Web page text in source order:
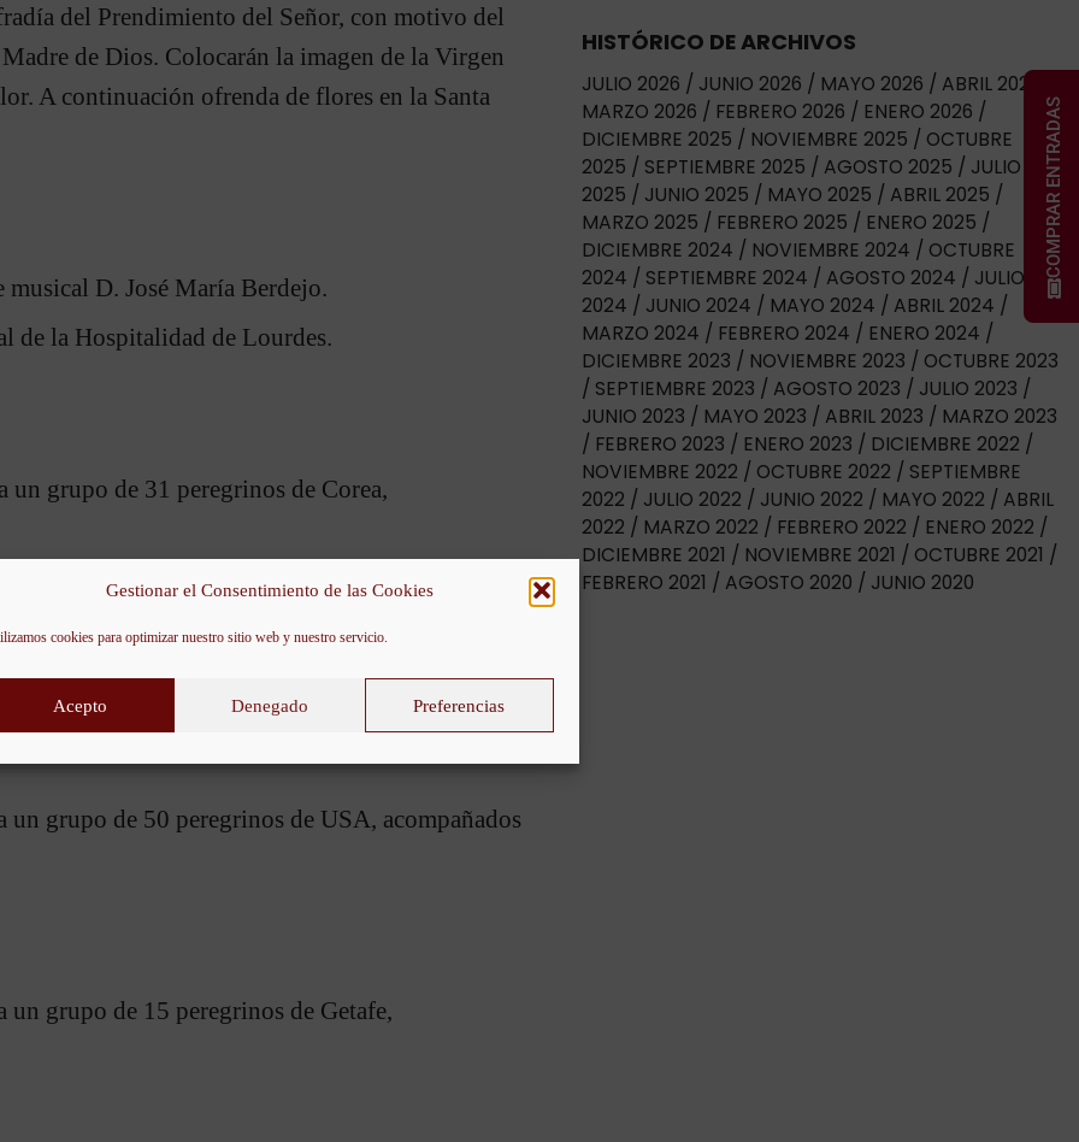
Gestionar el Consentimiento de las Cookies
cookies para optimizar nuestro sitio web y nuestro servicio.
Acepto Denegado Preferencias
COMPRAR ENTRADAS
del Prendimiento del Señor, con motivo del
de Dios. Colocarán la imagen de la Virgen
A continuación ofrenda de flores en la Santa
musical D. José María Berdejo.
de la Hospitalidad de Lourdes.
un grupo de 31 peregrinos de Corea,
Caballeros y Damas de la Corte de Honor.
grupo de 50 peregrinos de USA, acompañados
grupo de 15 peregrinos de Getafe,
HISTÓRICO DE ARCHIVOS
JULIO 2026 JUNIO 2026 MAYO 2026
ABRIL 2026
MARZO 2026
FEBRERO 2026
ENERO 2026
DICIEMBRE 2025
NOVIEMBRE 2025
OCTUBRE
2025
SEPTIEMBRE 2025 AGOSTO 2025
JULIO
2025
JUNIO 2025 MAYO 2025
ABRIL 2025
MARZO 2025
FEBRERO 2025
ENERO 2025
DICIEMBRE 2024
NOVIEMBRE 2024
OCTUBRE
2024
SEPTIEMBRE 2024 AGOSTO 2024
JULIO
2024
JUNIO 2024 MAYO 2024
ABRIL 2024
MARZO 2024
FEBRERO 2024
ENERO 2024
DICIEMBRE 2023
NOVIEMBRE 2023
OCTUBRE 2023
SEPTIEMBRE 2023
AGOSTO 2023
JULIO 2023
JUNIO 2023
MAYO 2023 ABRIL 2023
MARZO 2023
FEBRERO 2023
ENERO 2023
DICIEMBRE 2022
NOVIEMBRE 2022
OCTUBRE 2022
SEPTIEMBRE
2022
JULIO 2022 JUNIO 2022 MAYO 2022
ABRIL
2022
MARZO 2022 FEBRERO 2022
ENERO 2022
DICIEMBRE 2021
NOVIEMBRE 2021
OCTUBRE 2021
FEBRERO 2021
AGOSTO 2020 JUNIO 2020